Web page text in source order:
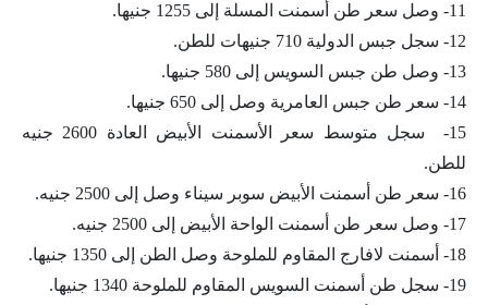
11- وصل سعر طن أسمنت المسلة إلى 1255 جنيها.
12- سجل جبس الدولية 710 جنيهات للطن.
13- وصل طن جبس السويس إلى 580 جنيها.
14- سعر طن جبس العامرية وصل إلى 650 جنيها.
15- سجل متوسط سعر الأسمنت الأبيض العادة 2600 جنيه
للطن.
16- سعر طن أسمنت الأبيض سوبر سيناء وصل إلى 2500 جنيه.
17- وصل سعر طن أسمنت الواحة الأبيض إلى 2500 جنيه.
18- أسمنت لافارج المقاوم للملوحة وصل الطن إلى 1350 جنيها.
19- سجل طن أسمنت السويس المقاوم للملوحة 1340 جنيها.